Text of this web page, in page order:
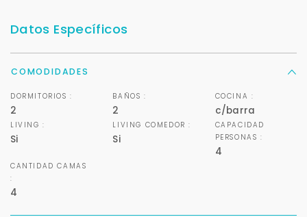
Datos Específicos
COMODIDADES
DORMITORIOS :
2
BAÑOS :
2
COCINA :
c/barra
LIVING :
Si
LIVING COMEDOR :
Si
CAPACIDAD
PERSONAS :
4
CANTIDAD CAMAS
:
4